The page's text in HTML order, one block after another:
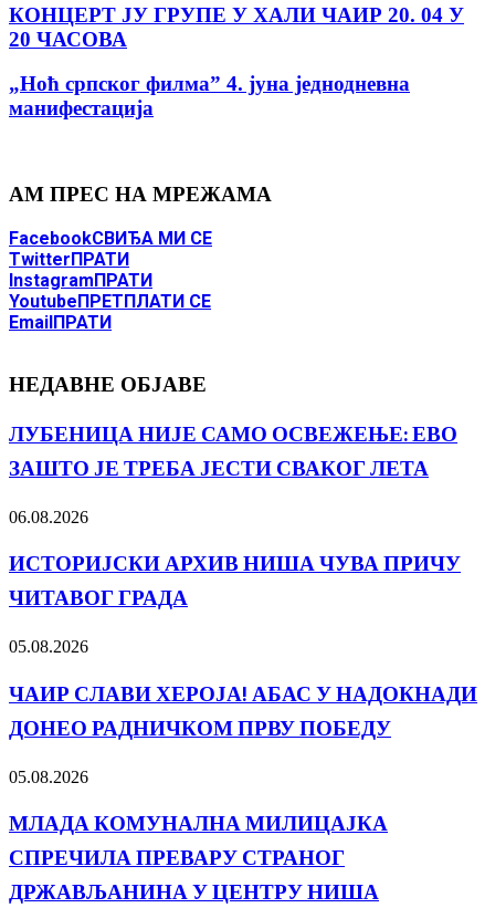
КОНЦЕРТ ЈУ ГРУПЕ У ХАЛИ ЧАИР 20. 04 У
20 ЧАСОВА
„Ноћ српског филма” 4. јуна jеднодневна
манифестација
АМ ПРЕС НА МРЕЖАМА
FacebookСВИЂА МИ СЕ
TwitterПРАТИ
InstagramПРАТИ
YoutubeПРЕТПЛАТИ СЕ
EmailПРАТИ
НЕДАВНЕ ОБЈАВЕ
ЛУБЕНИЦА НИЈЕ САМО ОСВЕЖЕЊЕ: ЕВО
ЗАШТО ЈЕ ТРЕБА ЈЕСТИ СВАКОГ ЛЕТА
06.08.2026
ИСТОРИЈСКИ АРХИВ НИША ЧУВА ПРИЧУ
ЧИТАВОГ ГРАДА
05.08.2026
ЧАИР СЛАВИ ХЕРОЈА! АБАС У НАДОКНАДИ
ДОНЕО РАДНИЧКОМ ПРВУ ПОБЕДУ
05.08.2026
МЛАДА КОМУНАЛНА МИЛИЦАЈКА
СПРЕЧИЛА ПРЕВАРУ СТРАНОГ
ДРЖАВЉАНИНА У ЦЕНТРУ НИША